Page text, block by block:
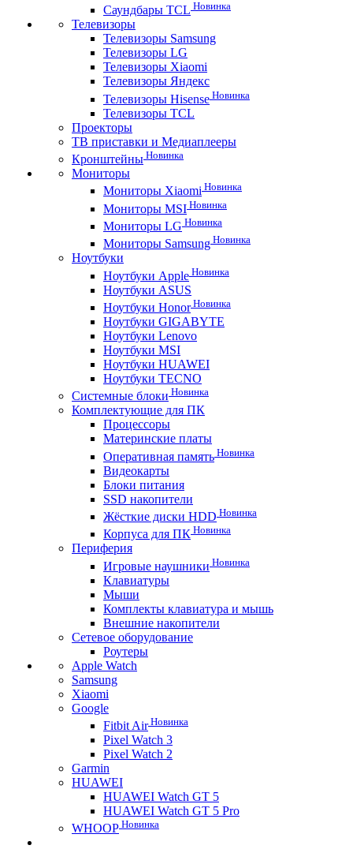
Саундбары TCL Новинка
Телевизоры
Телевизоры Samsung
Телевизоры LG
Телевизоры Xiaomi
Телевизоры Яндекс
Телевизоры Hisense Новинка
Телевизоры TCL
Проекторы
ТВ приставки и Медиаплееры
Кронштейны Новинка
Мониторы
Мониторы Xiaomi Новинка
Мониторы MSI Новинка
Мониторы LG Новинка
Мониторы Samsung Новинка
Ноутбуки
Ноутбуки Apple Новинка
Ноутбуки ASUS
Ноутбуки HonorНовинка
Ноутбуки GIGABYTE
Ноутбуки Lenovo
Ноутбуки MSI
Ноутбуки HUAWEI
Ноутбуки TECNO
Системные блоки Новинка
Комплектующие для ПК
Процессоры
Материнские платы
Оперативная память Новинка
Видеокарты
Блоки питания
SSD накопители
Жёсткие диски HDD Новинка
Корпуса для ПК Новинка
Периферия
Игровые наушники Новинка
Клавиатуры
Мыши
Комплекты клавиатура и мышь
Внешние накопители
Сетевое оборудование
Роутеры
Apple Watch
Samsung
Xiaomi
Google
Fitbit AirНовинка
Pixel Watch 3
Pixel Watch 2
Garmin
HUAWEI
HUAWEI Watch GT 5
HUAWEI Watch GT 5 Pro
WHOOP Новинка